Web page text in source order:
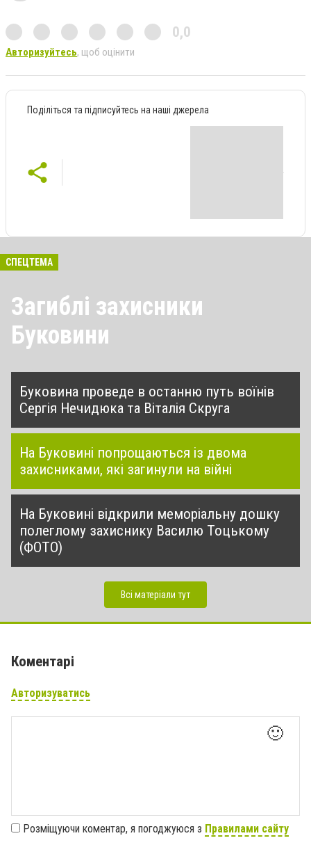
0,0
Авторизуйтесь, щоб оцінити
Поділіться та підписуйтесь на наші джерела
СПЕЦТЕМА
Загиблі захисники
Буковини
Буковина проведе в останню путь воїнів
Сергія Нечидюка та Віталія Скруга
На Буковині попрощаються із двома
захисниками, які загинули на війні
На Буковині відкрили меморіальну дошку
полеглому захиснику Василю Тоцькому
(ФОТО)
Всі матеріали тут
Коментарі
Авторизуватись
🙂
Розміщуючи коментар, я погоджуюся з Правилами сайту